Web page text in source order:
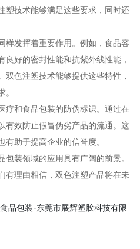
塑技术能够满足这些要求，同时还
样发挥着重要作用。例如，食品容
好的密封性能和抗紫外线性能，
色注塑技术能够提供这些特性，
疗和食品包装的防伪标识。通过在
有效防止假冒伪劣产品的流通。这
助于提高企业的信誉度。
装领域的应用具有广阔的前景。
有理由相信，双色注塑产品将在未
品包装-东莞市展辉塑胶科技有限